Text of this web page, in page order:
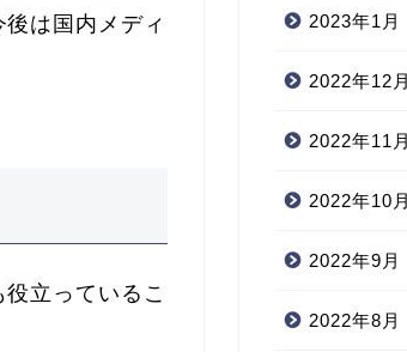
は国内メディ
立っているこ
2023年1月
2022年12月
2022年11月
2022年10月
2022年9月
2022年8月